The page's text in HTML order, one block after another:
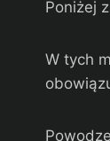
Poniżej
W tych